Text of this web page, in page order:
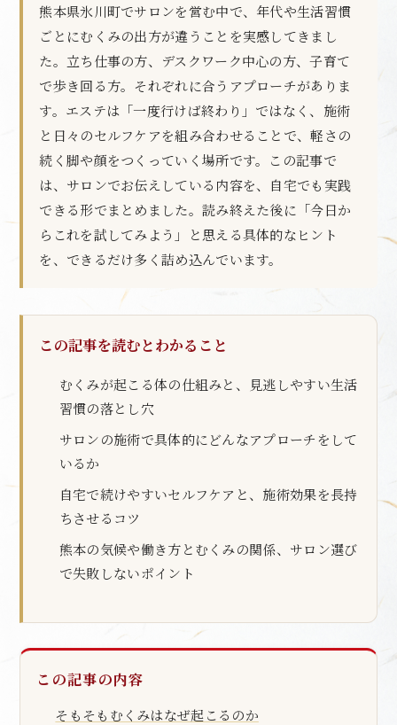
熊本県氷川町でサロンを営む中で、年代や生活習慣
ごとにむくみの出方が違うことを実感してきまし
た。立ち仕事の方、デスクワーク中心の方、子育て
で歩き回る方。それぞれに合うアプローチがありま
す。エステは「一度行けば終わり」ではなく、施術
と日々のセルフケアを組み合わせることで、軽さの
続く脚や顔をつくっていく場所です。この記事で
は、サロンでお伝えしている内容を、自宅でも実践
できる形でまとめました。読み終えた後に「今日か
らこれを試してみよう」と思える具体的なヒント
を、できるだけ多く詰め込んでいます。
この記事を読むとわかること
むくみが起こる体の仕組みと、見逃しやすい生活
習慣の落とし穴
サロンの施術で具体的にどんなアプローチをして
いるか
自宅で続けやすいセルフケアと、施術効果を長持
ちさせるコツ
熊本の気候や働き方とむくみの関係、サロン選び
で失敗しないポイント
この記事の内容
そもそもむくみはなぜ起こるのか